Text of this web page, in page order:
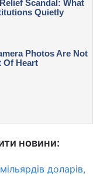
новини:
доларів,